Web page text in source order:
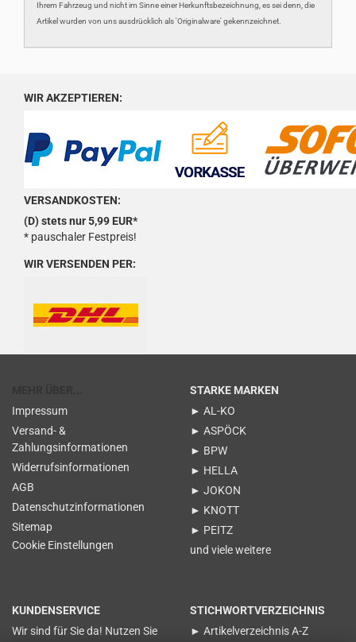
Ihrem Fahrzeug und nicht im Sinne einer Herkunftsbezeichnung, es sei denn, die
Artikel wurden von uns ausdrücklich als 'Originalware' gekennzeichnet.
WIR AKZEPTIEREN:
VERSANDKOSTEN:
(D) stets nur 5,99 EUR*
* pauschaler Festpreis!
WIR VERSENDEN PER:
Impressum
Versand- &
Zahlungsinformationen
Widerrufsinformationen
AGB
Datenschutzinformationen
Sitemap
Cookie Einstellungen
STARKE MARKEN
► AL-KO
► ASPÖCK
► BPW
► HELLA
► JOKON
► KNOTT
► PEITZ
und viele weitere
KUNDENSERVICE
Wir sind für Sie da! Nutzen Sie
STICHWORTVERZEICHNIS
► Artikelverzeichnis A-Z